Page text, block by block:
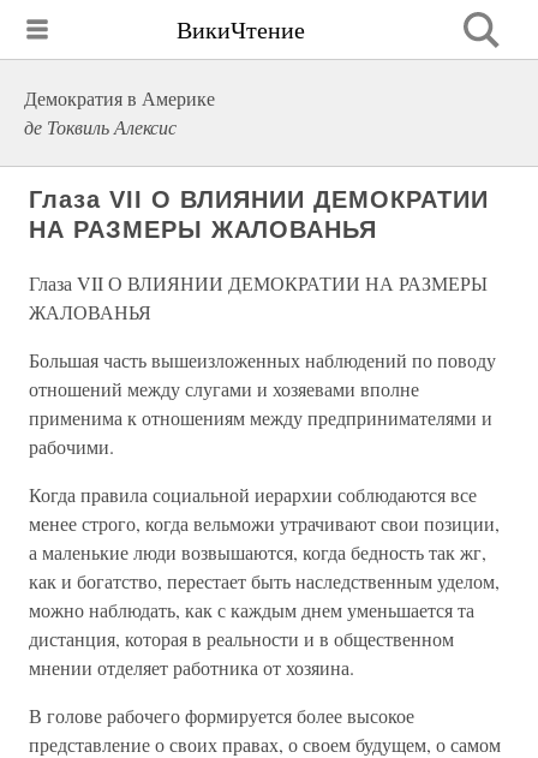
ВикиЧтение
Демократия в Америке
де Токвиль Алексис
Глаза VII О ВЛИЯНИИ ДЕМОКРАТИИ
НА РАЗМЕРЫ ЖАЛОВАНЬЯ
Глаза VII О ВЛИЯНИИ ДЕМОКРАТИИ НА РАЗМЕРЫ
ЖАЛОВАНЬЯ
Большая часть вышеизложенных наблюдений по поводу
отношений между слугами и хозяевами вполне
применима к отношениям между предпринимателями и
рабочими.
Когда правила социальной иерархии соблюдаются все
менее строго, когда вельможи утрачивают свои позиции,
а маленькие люди возвышаются, когда бедность так жг,
как и богатство, перестает быть наследственным уделом,
можно наблюдать, как с каждым днем уменьшается та
дистанция, которая в реальности и в общественном
мнении отделяет работника от хозяина.
В голове рабочего формируется более высокое
представление о своих правах, о своем будущем, о самом